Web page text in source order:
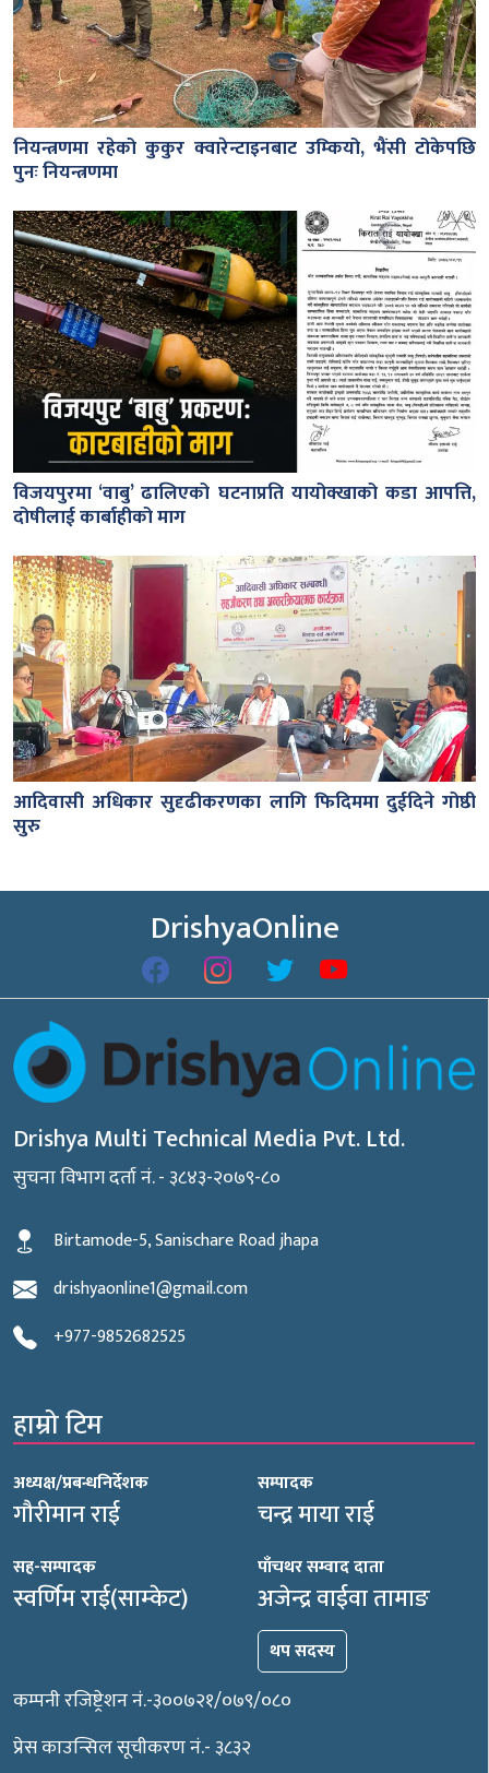
नियन्त्रणमा रहेको कुकुर क्वारेन्टाइनबाट उम्कियो, भैंसी टोकेपछि
पुनः नियन्त्रणमा
विजयपुरमा ‘वाबु’ ढालिएको घटनाप्रति यायोक्खाको कडा आपत्ति,
दोषीलाई कार्बाहीको माग
आदिवासी अधिकार सुदृढीकरणका लागि फिदिममा दुईदिने गोष्ठी
सुरु
DrishyaOnline
Drishya Multi Technical Media Pvt. Ltd.
सुचना विभाग दर्ता नं. - ३८४३-२०७९-८०
Birtamode-5, Sanischare Road jhapa
drishyaonline1@gmail.com
+977-9852682525
हाम्रो टिम
अध्यक्ष/प्रबन्धनिर्देशक
गौरीमान राई
सम्पादक
चन्द्र माया राई
सह-सम्पादक
स्वर्णिम राई(साम्केट)
पाँचथर सम्वाद दाता
अजेन्द्र वाईवा तामाङ
थप सदस्य
कम्पनी रजिष्ट्रेशन नं.-३००७२१/०७९/०८०
प्रेस काउन्सिल सूचीकरण नं.- ३८३२